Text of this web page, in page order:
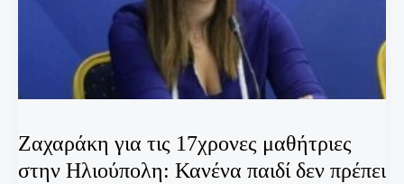
Ζαχαράκη για τις 17χρονες μαθήτριες
στην Ηλιούπολη: Κανένα παιδί δεν πρέπει